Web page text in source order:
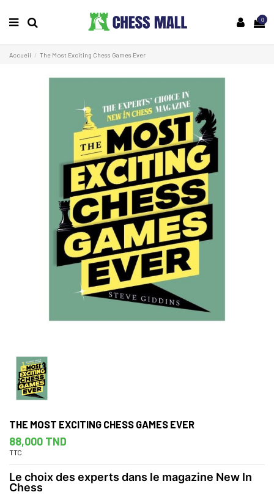
0
Accueil The Most Exciting Chess Games Ever
THE MOST EXCITING CHESS GAMES EVER
88,000 TND
TTC
Le choix des experts dans le magazine New In
Chess